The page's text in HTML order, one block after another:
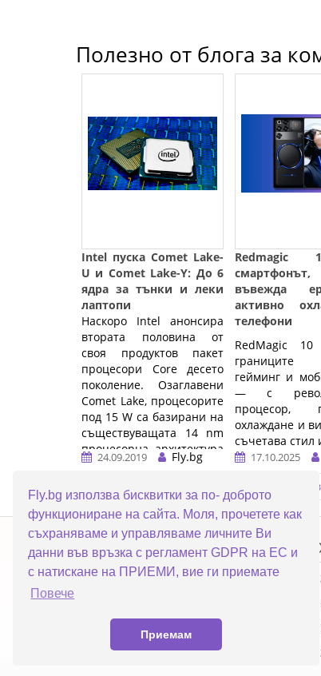
Fly.bg използва бисквитки за по- доброто
функциониране на сайта. Моля, прочетете как
съхраняваме и управляваме личните Ви
данни във връзка с регламент GDPR на ЕС и
с натискане на ПРИЕМИ, вие ги приемате
Повече
Приемам
Полезно от блога за
Intel пуска Comet Lake-
U и Comet Lake-Y: До 6
ядра за тънки и леки
лаптопи
Наскоро Intel анонсира
втората половина от
своя продуктов пакет
процесори Core десето
поколение. Озаглавени
Comet Lake, процесорите
под 15 W са базирани на
съществуващата 14 nm
процесорна архитектура
на ...…24.09.2019
Fly.bg
Прочети повече
Redmagic
въвежда
активно
телефони
RedMagic 10
гейминг и
— с
процесор,
охлаждане и
съчетава стил
… 17.10.2025
Прочети
ERROR5
Топ категории
ПРОМОЦИИ
Настолни компютри
Смартфони